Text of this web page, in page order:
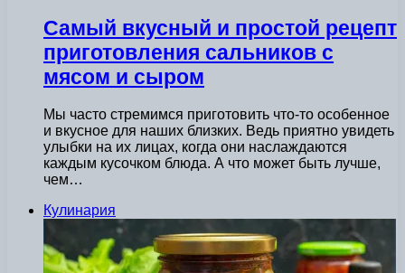
Самый вкусный и простой рецепт
приготовления сальников с
мясом и сыром
Мы часто стремимся приготовить что-то особенное
и вкусное для наших близких. Ведь приятно увидеть
улыбки на их лицах, когда они наслаждаются
каждым кусочком блюда. А что может быть лучше,
чем…
Кулинария